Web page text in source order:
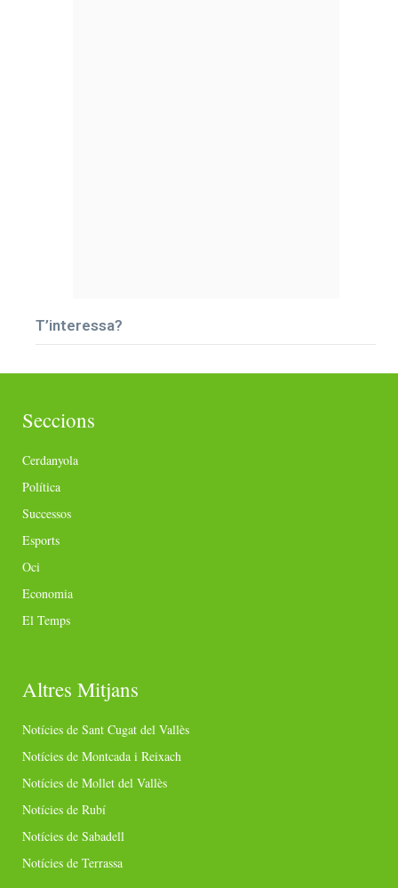
T’interessa?
Seccions
Cerdanyola
Política
Successos
Esports
Oci
Economia
El Temps
Altres Mitjans
Notícies de Sant Cugat del Vallès
Notícies de Montcada i Reixach
Notícies de Mollet del Vallès
Notícies de Rubí
Notícies de Sabadell
Notícies de Terrassa